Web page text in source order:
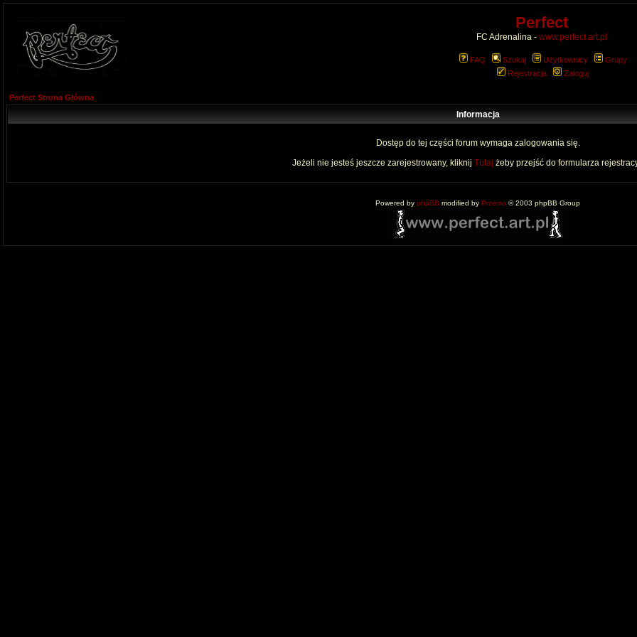
Perfect
FC Adrenalina - www.perfect.art.pl
FAQ Szukaj Użytkownicy
Grupy
Rejestracja
Zaloguj
Perfect Strona Główna
Informacja
Dostęp do tej części forum wymaga zalogowania się.
Jeżeli nie jesteś jeszcze zarejestrowany, kliknij Tutaj żeby przejść do formularza
Powered by phpBB modified by Przemo © 2003 phpBB Group